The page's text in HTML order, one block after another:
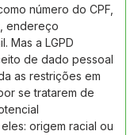
número do CPF,
endereço
Mas a LGPD
de dado pessoal
as restrições em
se tratarem de
origem racial ou